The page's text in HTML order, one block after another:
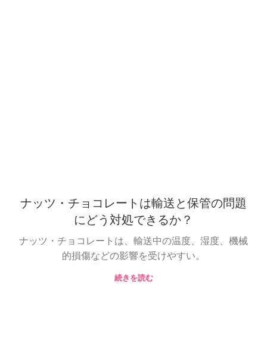
ナッツ・チョコレートは輸送と保管の問題
にどう対処できるか？
ナッツ・チョコレートは、輸送中の温度、湿度、機械
的損傷などの影響を受けやすい。
続きを読む